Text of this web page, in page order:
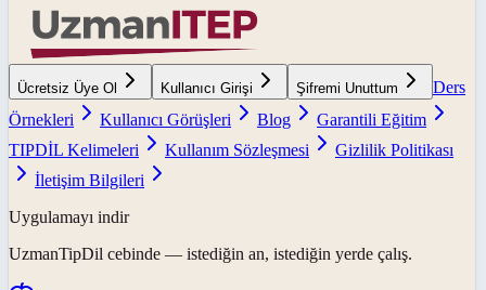
Ücretsiz Üye Ol Kullanıcı Girişi Şifremi Unuttum
Ders
Örnekleri
Kullanıcı Görüşleri Blog
Garantili Eğitim
TIPDİL Kelimeleri
Kullanım Sözleşmesi
Gizlilik Politikası
İletişim Bilgileri
Uygulamayı indir
UzmanTipDil cebinde — istediğin an, istediğin yerde çalış.